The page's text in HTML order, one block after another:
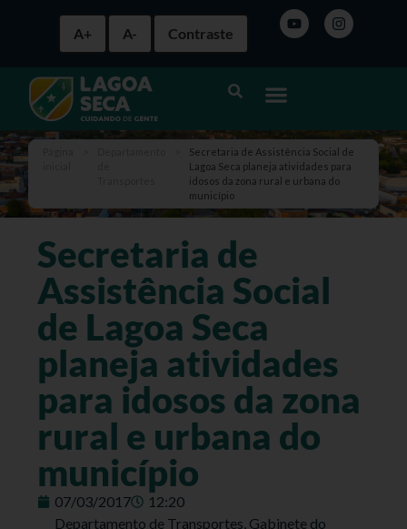
A+ A- Contraste
Secretaria de Assistência Social de
Lagoa Seca planeja atividades para
idosos da zona rural e urbana do
município
Secretaria de
Assistência Social
de Lagoa Seca
planeja atividades
para idosos da zona
rural e urbana do
município
07/03/2017
12:20
Departamento de Transportes, Gabinete do